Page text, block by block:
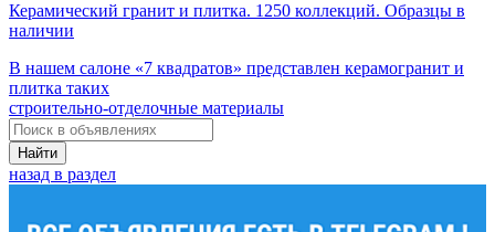
Керамический гранит и плитка. 1250 коллекций. Образцы в
наличии
В нашем салоне «7 квадратов» представлен керамогранит и
плитка таких
строительно-отделочные материалы
Найти
назад в раздел